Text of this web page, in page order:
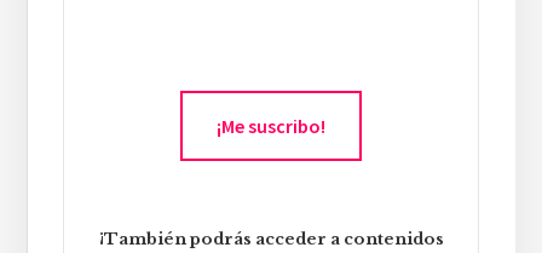
¡Me suscribo!
¡También podrás acceder a contenidos